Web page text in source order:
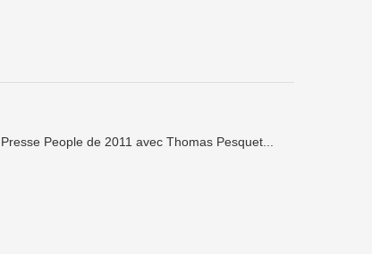
People de 2011 avec Thomas Pesquet...